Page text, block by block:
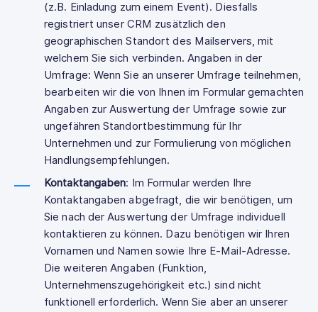
(z.B. Einladung zum einem Event). Diesfalls
registriert unser CRM zusätzlich den
geographischen Standort des Mailservers, mit
welchem Sie sich verbinden. Angaben in der
Umfrage: Wenn Sie an unserer Umfrage teilnehmen,
bearbeiten wir die von Ihnen im Formular gemachten
Angaben zur Auswertung der Umfrage sowie zur
ungefähren Standortbestimmung für Ihr
Unternehmen und zur Formulierung von möglichen
Handlungsempfehlungen.
Kontaktangaben: Im Formular werden Ihre
Kontaktangaben abgefragt, die wir benötigen, um
Sie nach der Auswertung der Umfrage individuell
kontaktieren zu können. Dazu benötigen wir Ihren
Vornamen und Namen sowie Ihre E-Mail-Adresse.
Die weiteren Angaben (Funktion,
Unternehmenszugehörigkeit etc.) sind nicht
funktionell erforderlich. Wenn Sie aber an unserer